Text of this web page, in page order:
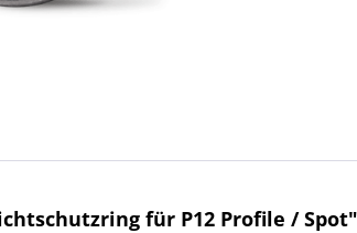
für P12 Profile / Spot"